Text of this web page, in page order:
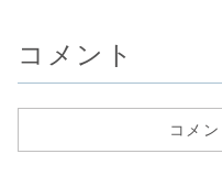
コメント
コメ